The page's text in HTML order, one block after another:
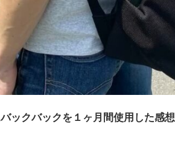
ックバックを１ヶ月間使用した感想